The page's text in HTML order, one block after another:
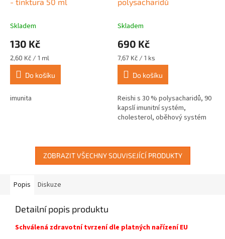
Skladem
130 Kč
Měrná
cena:
2,60 Kč / 1 ml
Do košíku
imunita
Skladem
690 Kč
Měrná
cena:
7,67 Kč / 1 ks
Do košíku
Reishi s 30 % polysacharidů, 90
kapslí imunitní systém,
cholesterol, oběhový systém
ZOBRAZIT VŠECHNY SOUVISEJÍCÍ PRODUKTY
Popis Diskuze
Detailní popis produktu
Schválená zdravotní tvrzení dle platných nařízení EU